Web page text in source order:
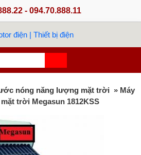
- 094.70.888.11
nóng năng lượng mặt trời » Máy
trời Megasun 1812KSS